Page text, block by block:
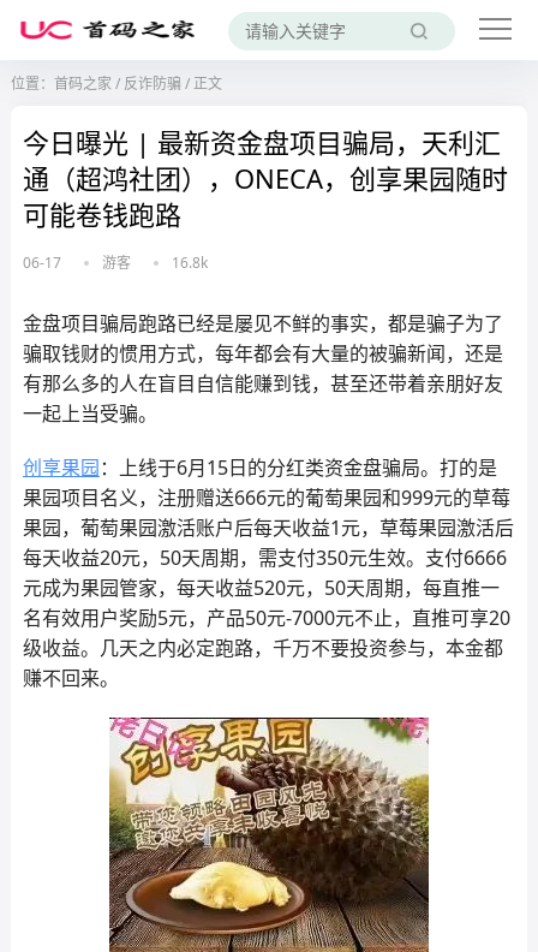
位置： 首码之家 / 反诈防骗 /正文
今日曝光 | 最新资金盘项目骗局，天利汇
通（超鸿社团），ONECA，创享果园随时
可能卷钱跑路
06-17 游客 16.8k
金盘项目骗局跑路已经是屡见不鲜的事实，都是骗子为了
骗取钱财的惯用方式，每年都会有大量的被骗新闻，还是
有那么多的人在盲目自信能赚到钱，甚至还带着亲朋好友
一起上当受骗。
创享果园：上线于6月15日的分红类资金盘骗局。打的是
果园项目名义，注册赠送666元的葡萄果园和999元的草莓
果园，葡萄果园激活账户后每天收益1元，草莓果园激活后
每天收益20元，50天周期，需支付350元生效。支付6666
元成为果园管家，每天收益520元，50天周期，每直推一
名有效用户奖励5元，产品50元-7000元不止，直推可享20
级收益。几天之内必定跑路，千万不要投资参与，本金都
赚不回来。